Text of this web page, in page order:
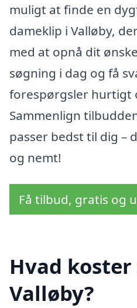
muligt at finde en
dameklip i Valløby,
med at opnå dit
søgning i dag og få
forespørgsler hurtigt
Sammenlign
passer bedst til dig –
og nemt!
Få tilbud, gratis og
Hvad
Valløby?